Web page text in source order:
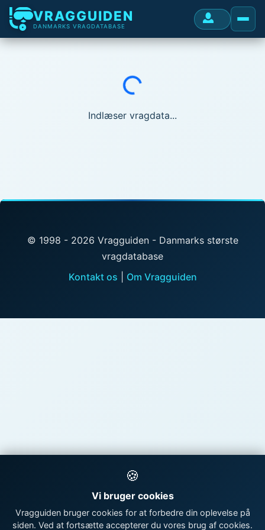
VRAGGUIDEN
DANMARKS VRAGDATABASE
Indlæser...
Indlæser vragdata...
© 1998 - 2026 Vragguiden - Danmarks største
vragdatabase
Kontakt os
Om Vragguiden
🍪
Vi bruger cookies
Vragguiden bruger cookies for at forbedre din oplevelse på
siden. Ved at fortsætte accepterer du vores brug af cookies.